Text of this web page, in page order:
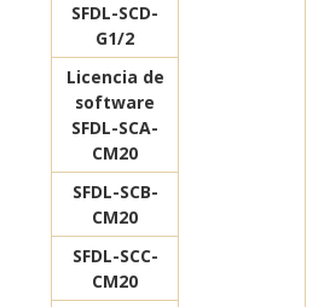
SFDL-SCD-
G1/2
Licencia de
software
SFDL-SCA-
CM20
SFDL-SCB-
CM20
SFDL-SCC-
CM20